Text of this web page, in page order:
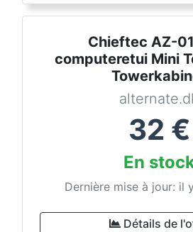
Chieftec AZ-
computeretui Mini
32 €
En
Dernière mise à jour: il
Détails de